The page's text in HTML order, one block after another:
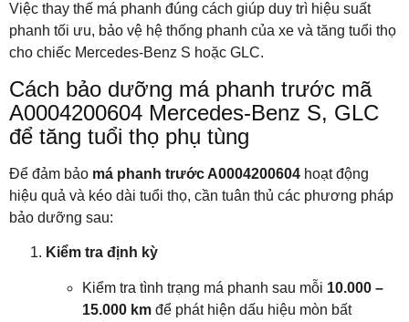
Việc thay thế má phanh đúng cách giúp duy trì hiệu suất
phanh tối ưu, bảo vệ hệ thống phanh của xe và tăng tuổi thọ
cho chiếc Mercedes-Benz S hoặc GLC.
Cách bảo dưỡng má phanh trước mã
A0004200604 Mercedes-Benz S, GLC
để tăng tuổi thọ phụ tùng
Để đảm bảo má phanh trước A0004200604 hoạt động
hiệu quả và kéo dài tuổi thọ, cần tuân thủ các phương pháp
bảo dưỡng sau:
Kiểm tra định kỳ
Kiểm tra tình trạng má phanh sau mỗi 10.000 –
15.000 km để phát hiện dấu hiệu mòn bất